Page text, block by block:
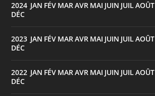
2024 JAN FÉV MARAVR MAI JUIN JUILAOÛT
DÉC
2023 JAN FÉV MARAVR MAI JUIN JUILAOÛT
DÉC
2022 JAN FÉV MARAVR MAI JUIN JUILAOÛT
DÉC